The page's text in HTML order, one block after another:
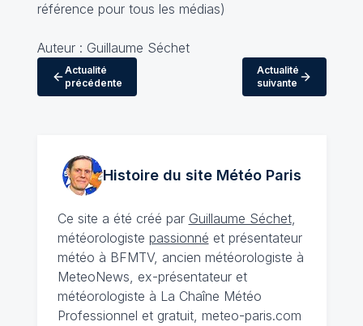
référence pour tous les médias)
Auteur : Guillaume Séchet
Actualité
précédente
Actualité
suivante
Histoire du site MétéoParis
Ce site a été créé par Guillaume Séchet,
météorologiste passionné et présentateur
météo à BFMTV, ancien météorologiste à
MeteoNews, ex-présentateur et
météorologiste à La Chaîne Météo
Professionnel et gratuit, meteo-paris.com